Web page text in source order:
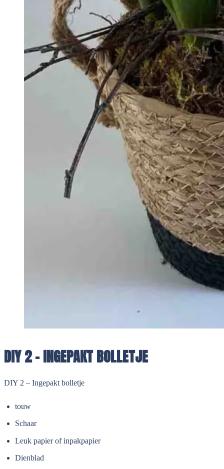
DIY 2 - INGEPAKT BOLLETJE
DIY 2 – Ingepakt bolletje
touw
Schaar
Leuk papier of inpakpapier
Dienblad